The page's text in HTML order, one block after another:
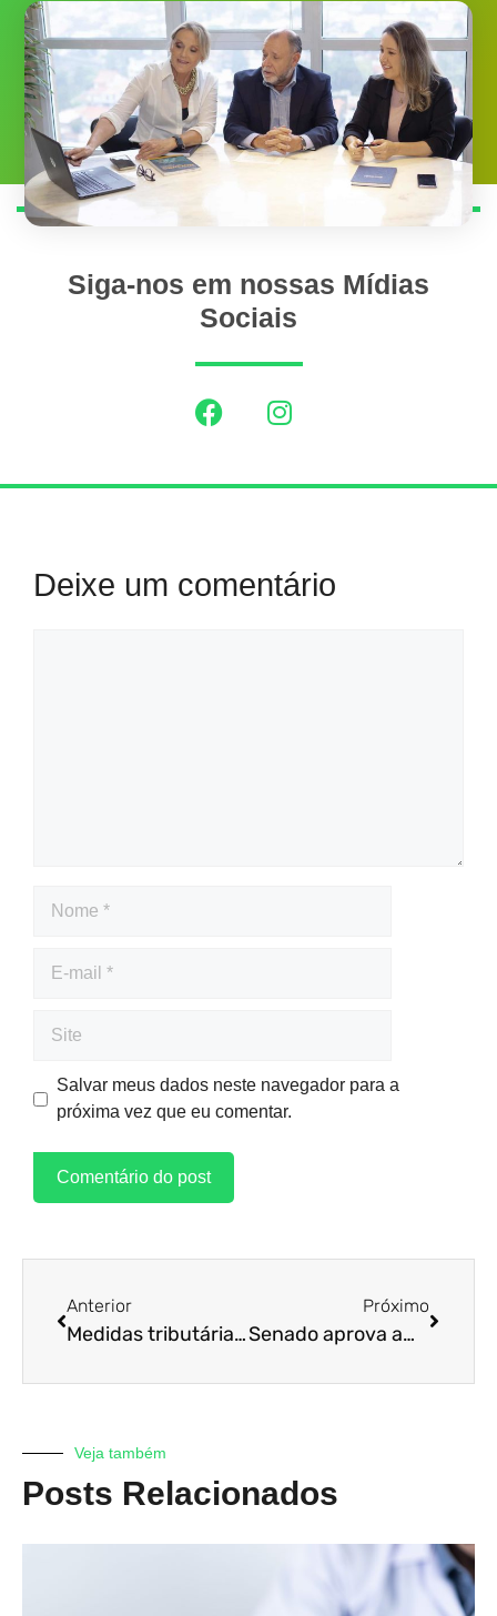
Siga-nos em nossas Mídias
Sociais
Deixe um comentário
Salvar meus dados neste navegador para a
próxima vez que eu comentar.
Anterior
Medidas tributárias Não devem conter efeitos da crise para empresas e colaboradores
Próximo
Senado aprova ampliação de auxílio de R$ 600; veja novos beneficiados
Veja também
Posts Relacionados